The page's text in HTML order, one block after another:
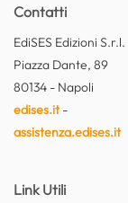
Contatti
EdiSES Edizioni S.r.l.
Piazza Dante, 89
80134 - Napoli
edises.it-
assistenza.edises.it
Link Utili